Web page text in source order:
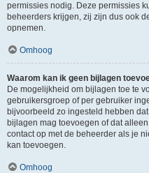
permissies nodig. Deze permissies
beheerders krijgen, zij zijn dus ook
opnemen.
Omhoog
Waarom kan ik geen bijlagen
De mogelijkheid om bijlagen toe te
gebruikersgroep of per gebruiker
bijvoorbeeld zo ingesteld hebben
bijlagen mag toevoegen of dat
contact op met de beheerder als je
kan toevoegen.
Omhoog